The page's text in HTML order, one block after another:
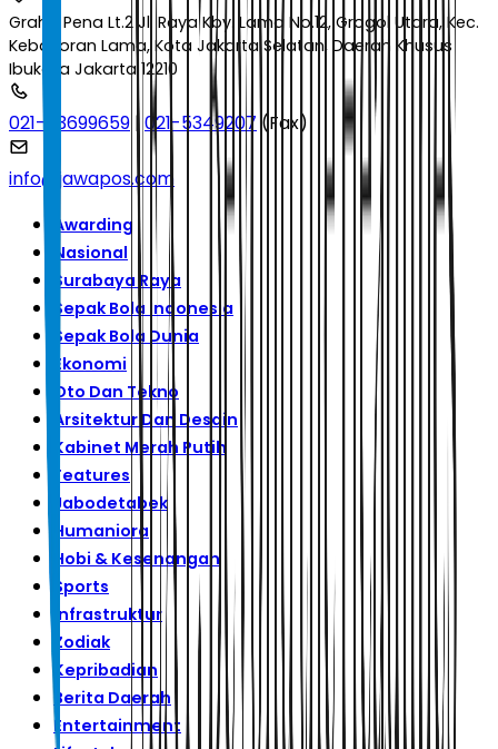
Graha Pena Lt.2 Jl. Raya Kby. Lama No.12, Grogol Utara, Kec.
Kebayoran Lama, Kota Jakarta Selatan, Daerah Khusus
Ibukota Jakarta 12210
021-53699659 |021-5349207 (Fax)
info@jawapos.com
Awarding
Nasional
Surabaya Raya
Sepak Bola Indonesia
Sepak Bola Dunia
Ekonomi
Oto Dan Tekno
Arsitektur Dan Desain
Kabinet Merah Putih
Features
Jabodetabek
Humaniora
Hobi & Kesenangan
Sports
Infrastruktur
Zodiak
Kepribadian
Berita Daerah
Entertainment